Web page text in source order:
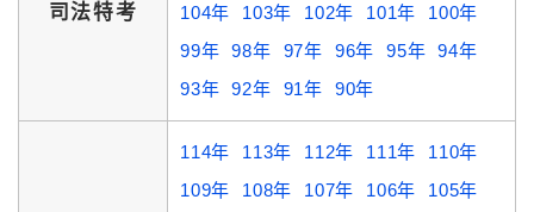
司法特考
104年
103年 102年 101年
100年
99年
98年 97年 96年 95年
94年
93年
92年 91年 90年
114年 113年 112年 111年
110年
109年
108年 107年 106年
105年